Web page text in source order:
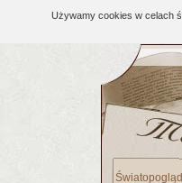
Używamy cookies w celach
Światopogląd